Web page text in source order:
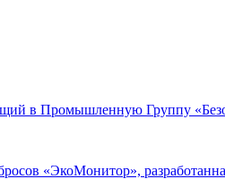
в Промышленную Группу
«ЭкоМонитор»,